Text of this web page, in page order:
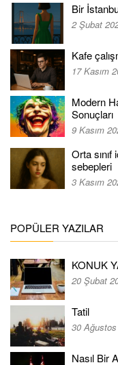
Bir
2 Şubat
Kafe
17 Kasım
Modern
Sonuçları
9 Kasım
Orta sınıf
sebepleri
3 Kasım
POPÜLER YAZILAR
KONUK
20 Şubat
Tatil
30
Nasıl Bir